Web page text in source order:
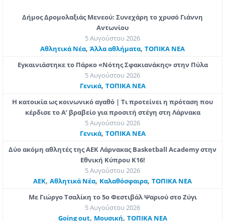
Δήμος Δρομολαξιάς Μενεού: Συνεχάρη το χρυσό Γιάννη
Αντωνίου
5 Αυγούστου 2026
Αθλητικά Νέα,Άλλα αθλήματα, ΤΟΠΙΚΑ ΝΕΑ
Εγκαινιάστηκε το Πάρκο «Νότης Σφακιανάκης» στην Πύλα
5 Αυγούστου 2026
Γενικά, ΤΟΠΙΚΑ ΝΕΑ
Η κατοικία ως κοινωνικό αγαθό | Τι προτείνει η πρόταση που
κέρδισε το Α’ βραβείο για προσιτή στέγη στη Λάρνακα
5 Αυγούστου 2026
Γενικά, ΤΟΠΙΚΑ ΝΕΑ
Δύο ακόμη αθλητές της ΑΕΚ Λάρνακας Basketball Academy στην
Εθνική Κύπρου Κ16!
5 Αυγούστου 2026
ΑΕΚ, Αθλητικά Νέα, Καλαθόσφαιρα, ΤΟΠΙΚΑ ΝΕΑ
Με Γιώργο Τσαλίκη το 5ο Φεστιβάλ Ψαριού στο Ζύγι
5 Αυγούστου 2026
Going out, Μουσική, ΤΟΠΙΚΑ ΝΕΑ